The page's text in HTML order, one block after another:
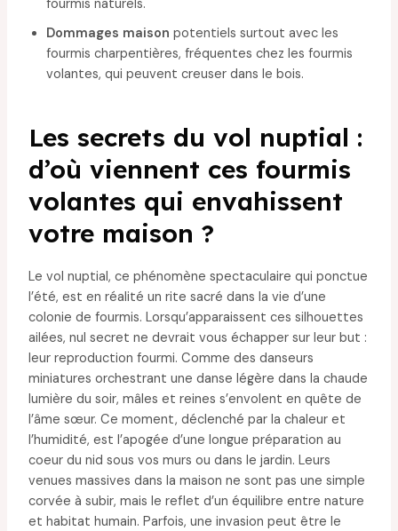
fourmis naturels.
Dommages maison potentiels surtout avec les
fourmis charpentières, fréquentes chez les fourmis
volantes, qui peuvent creuser dans le bois.
Les secrets du vol nuptial :
d’où viennent ces fourmis
volantes qui envahissent
votre maison ?
Le vol nuptial, ce phénomène spectaculaire qui ponctue
l’été, est en réalité un rite sacré dans la vie d’une
colonie de fourmis. Lorsqu’apparaissent ces silhouettes
ailées, nul secret ne devrait vous échapper sur leur but :
leur reproduction fourmi. Comme des danseurs
miniatures orchestrant une danse légère dans la chaude
lumière du soir, mâles et reines s’envolent en quête de
l’âme sœur. Ce moment, déclenché par la chaleur et
l’humidité, est l’apogée d’une longue préparation au
coeur du nid sous vos murs ou dans le jardin. Leurs
venues massives dans la maison ne sont pas une simple
corvée à subir, mais le reflet d’un équilibre entre nature
et habitat humain. Parfois, une invasion peut être le